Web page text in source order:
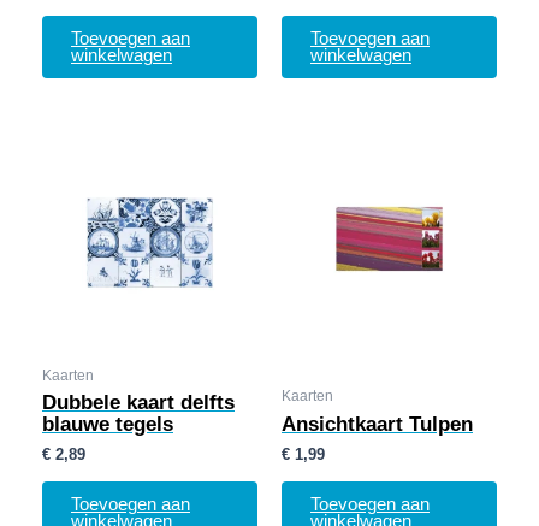
Toevoegen aan
winkelwagen
Toevoegen aan
winkelwagen
Kaarten
Dubbele kaart delfts
blauwe tegels
€ 2,89
Toevoegen aan
winkelwagen
Kaarten
Ansichtkaart Tulpen
€ 1,99
Toevoegen aan
winkelwagen